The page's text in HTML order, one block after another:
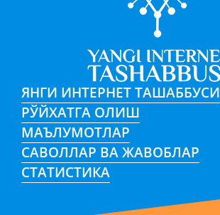
ЯНГИ ИНТЕРНЕТ ТАШАББУСИ
РЎЙХАТГА ОЛИШ
МАЪЛУМОТЛАР
САВОЛЛАР ВА ЖАВОБЛАР
СТАТИСТИКА